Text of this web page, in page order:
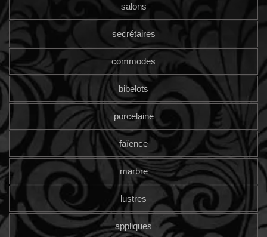
salons
secrétaires
commodes
bibelots
porcelaine
faïence
marbre
lustres
appliques